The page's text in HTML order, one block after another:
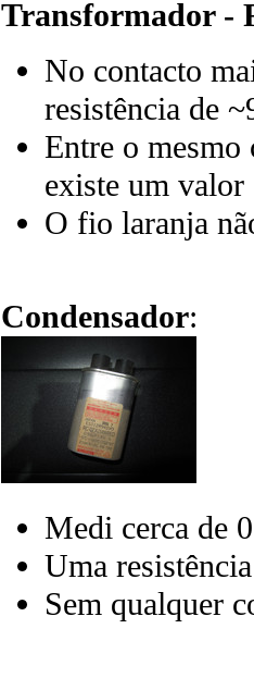
Transformador -
No contacto
resistência de
Entre o
existe um
O fio laranja
Condensador:
Medi cerca de
Uma
Sem qualquer